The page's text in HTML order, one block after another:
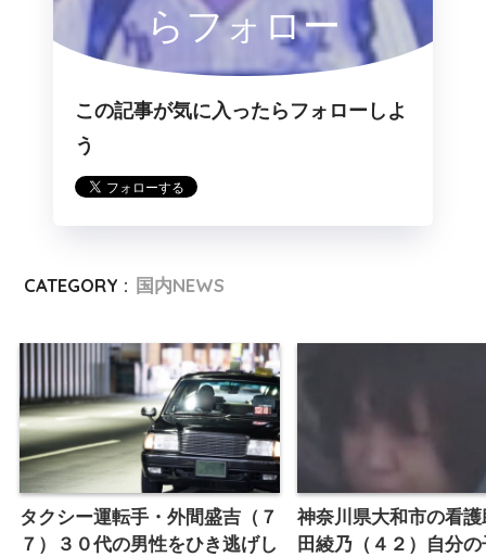
らフォロー
この記事が気に入ったらフォローしよ
う
CATEGORY : 国内NEWS
タクシー運転手・外間盛吉（７
７）３０代の男性をひき逃げし
神奈川県大和市の看
田綾乃（４２）自分